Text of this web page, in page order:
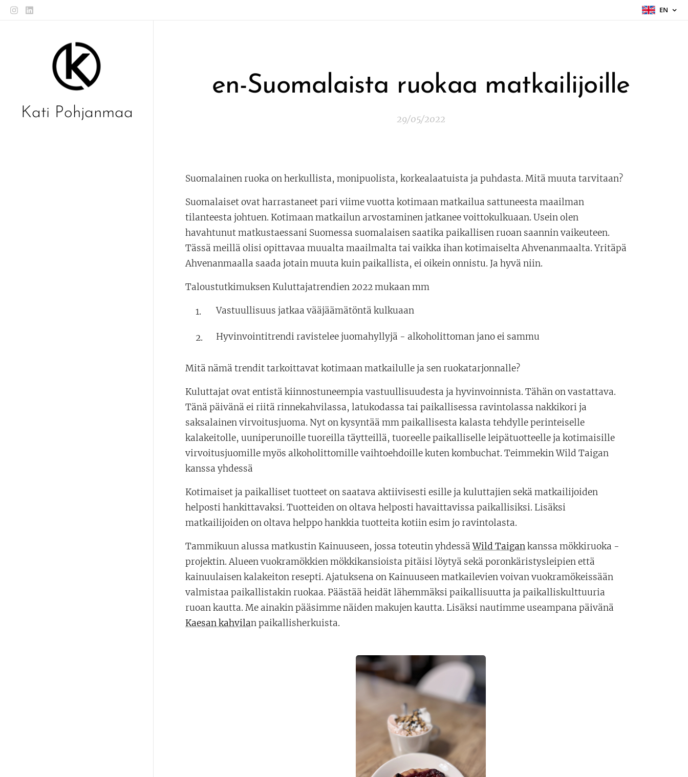
EN
Kati Pohjanmaa
en-Suomalaista ruokaa matkailijoille
29/05/2022
Suomalainen ruoka on herkullista, monipuolista, korkealaatuista ja puhdasta. Mitä muuta tarvitaan?
Suomalaiset ovat harrastaneet pari viime vuotta kotimaan matkailua sattuneesta maailman
tilanteesta johtuen. Kotimaan matkailun arvostaminen jatkanee voittokulkuaan. Usein olen
havahtunut matkustaessani Suomessa suomalaisen saatika paikallisen ruoan saannin vaikeuteen.
Tässä meillä olisi opittavaa muualta maailmalta tai vaikka ihan kotimaiselta Ahvenanmaalta. Yritäpä
Ahvenanmaalla saada jotain muuta kuin paikallista, ei oikein onnistu. Ja hyvä niin.
Taloustutkimuksen Kuluttajatrendien 2022 mukaan mm
Vastuullisuus jatkaa vääjäämätöntä kulkuaan
Hyvinvointitrendi ravistelee juomahyllyjä - alkoholittoman jano ei sammu
Mitä nämä trendit tarkoittavat kotimaan matkailulle ja sen ruokatarjonnalle?
Kuluttajat ovat entistä kiinnostuneempia vastuullisuudesta ja hyvinvoinnista. Tähän on vastattava.
Tänä päivänä ei riitä rinnekahvilassa, latukodassa tai paikallisessa ravintolassa nakkikori ja
saksalainen virvoitusjuoma. Nyt on kysyntää mm paikallisesta kalasta tehdylle perinteiselle
kalakeitolle, uuniperunoille tuoreilla täytteillä, tuoreelle paikalliselle leipätuotteelle ja kotimaisille
virvoitusjuomille myös alkoholittomille vaihtoehdoille kuten kombuchat. Teimmekin Wild Taigan
kanssa yhdessä
Kotimaiset ja paikalliset tuotteet on saatava aktiivisesti esille ja kuluttajien sekä matkailijoiden
helposti hankittavaksi. Tuotteiden on oltava helposti havaittavissa paikallisiksi. Lisäksi
matkailijoiden on oltava helppo hankkia tuotteita kotiin esim jo ravintolasta.
Tammikuun alussa matkustin Kainuuseen, jossa toteutin yhdessäWild Taigankanssa mökkiruoka -
projektin. Alueen vuokramökkien mökkikansioista pitäisi löytyä sekä poronkäristysleipien että
kainuulaisen kalakeiton resepti. Ajatuksena on Kainuuseen matkailevien voivan vuokramökeissään
valmistaa paikallistakin ruokaa. Päästää heidät lähemmäksi paikallisuutta ja paikalliskulttuuria
ruoan kautta. Me ainakin pääsimme näiden makujen kautta. Lisäksi nautimme useampana päivänä
Kaesan kahvilan paikallisherkuista.